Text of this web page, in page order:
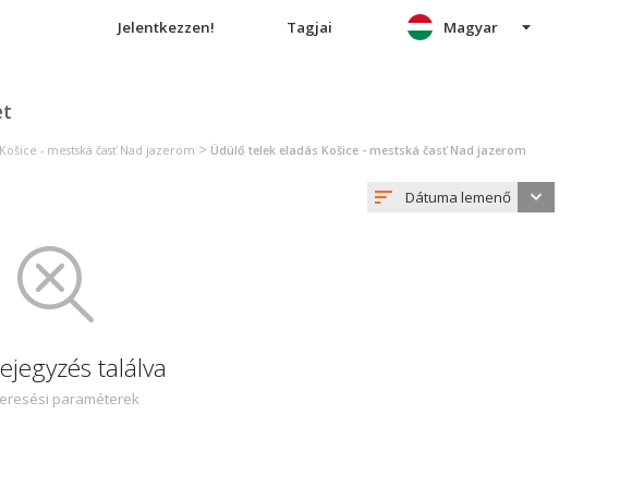
Jelentkezzen! Tagjai Magyar
- mestská časť Nad jazerom > Üdülő telek eladás Košice - mestská časť Nad jazerom
Dátuma lemenő
találva
paraméterek